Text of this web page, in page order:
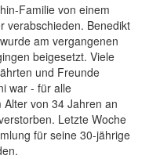
Familie von einem
verabschieden. Benedikt
am vergangenen
beigesetzt. Viele
und Freunde
war - für alle
von 34 Jahren an
Letzte Woche
für seine 30-jährige